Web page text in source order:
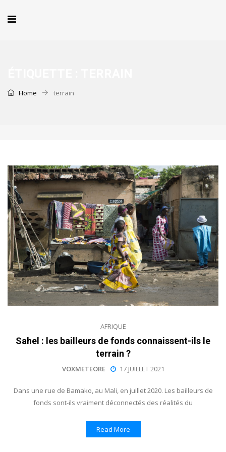
Home terrain
AFRIQUE
Sahel : les bailleurs de fonds connaissent-ils le
terrain ?
VOXMETEORE 17 JUILLET 2021
Dans une rue de Bamako, au Mali, en juillet 2020. Les bailleurs de
fonds sont-ils vraiment déconnectés des réalités du
Read More